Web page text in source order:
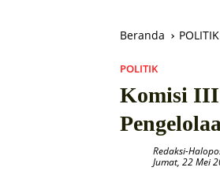
Beranda POLITIK
POLITIK
Komisi III
Redaksi-
Jumat, 22 Mei